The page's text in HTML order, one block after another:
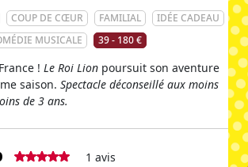
COUP DE CŒUR FAMILIAL
IDÉE CADEAU
MUSICALE 39 - 180 €
! Le Roi Lion poursuit son aventure
saison. Spectacle déconseillé aux moins
de 3 ans.
1 avis